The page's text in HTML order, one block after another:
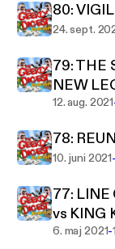
80:
24. sept.
79: THE
NEW
12. aug. 2021
78:
10. juni 2021
77: LINE
vs KING
6. maj 2021-